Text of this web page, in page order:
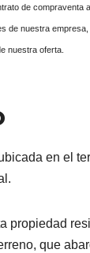
de compraventa
de nuestra empresa,
nuestra oferta.
en el
propiedad
que